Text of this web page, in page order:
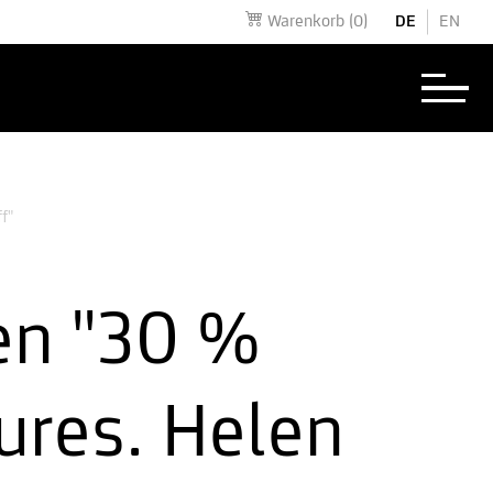
Warenkorb (0) DE EN
"30 %
Helen